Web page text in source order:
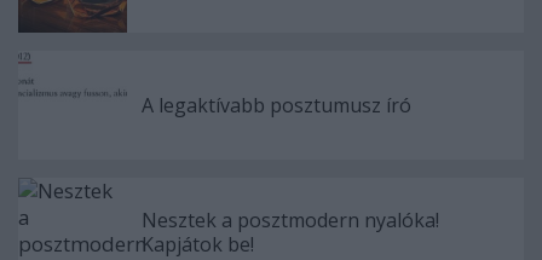
A legaktívabb posztumusz író
Nesztek a posztmodern nyalóka!
Kapjátok be!